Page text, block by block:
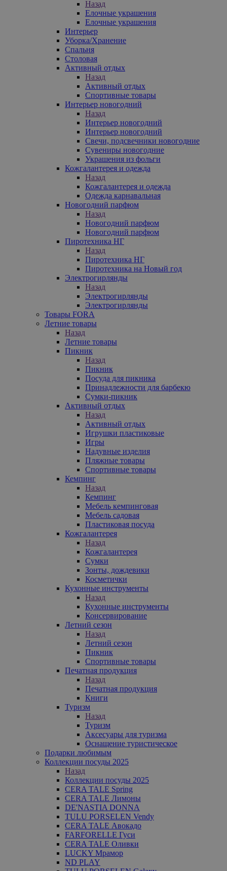
Назад
Елочные украшения
Елочные украшения
Интерьер
Уборка/Хранение
Спальня
Столовая
Активный отдых
Назад
Активный отдых
Спортивные товары
Интерьер новогодний
Назад
Интерьер новогодний
Интерьер новогодний
Свечи, подсвечники новогодние
Сувениры новогодние
Украшения из фольги
Кожгалантерея и одежда
Назад
Кожгалантерея и одежда
Одежда карнавальная
Новогодний парфюм
Назад
Новогодний парфюм
Новогодний парфюм
Пиротехника НГ
Назад
Пиротехника НГ
Пиротехника на Новый год
Электрогирлянды
Назад
Электрогирлянды
Электрогирлянды
Товары FORA
Летние товары
Назад
Летние товары
Пикник
Назад
Пикник
Посуда для пикника
Принадлежности для барбекю
Сумки-пикник
Активный отдых
Назад
Активный отдых
Игрушки пластиковые
Игры
Надувные изделия
Пляжные товары
Спортивные товары
Кемпинг
Назад
Кемпинг
Мебель кемпинговая
Мебель садовая
Пластиковая посуда
Кожгалантерея
Назад
Кожгалантерея
Сумки
Зонты, дождевики
Косметички
Кухонные инструменты
Назад
Кухонные инструменты
Консервирование
Летний сезон
Назад
Летний сезон
Пикник
Спортивные товары
Печатная продукция
Назад
Печатная продукция
Книги
Туризм
Назад
Туризм
Аксесуары для туризма
Оснащение туристическое
Подарки любимым
Коллекции посуды 2025
Назад
Коллекции посуды 2025
CERA TALE Spring
CERA TALE Лимоны
DE'NASTIA DONNA
TULU PORSELEN Vendy
CERA TALE Авокадо
FARFORELLE Гуси
CERA TALE Оливки
LUCKY Мрамор
ND PLAY